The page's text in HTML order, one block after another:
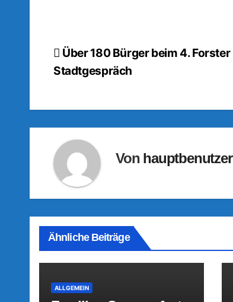
Beitragsnavigation
Über 180 Bürger beim 4. Forster
Stadtgespräch
Von hauptbenutzer
Ähnliche Beiträge
ALLGEMEIN